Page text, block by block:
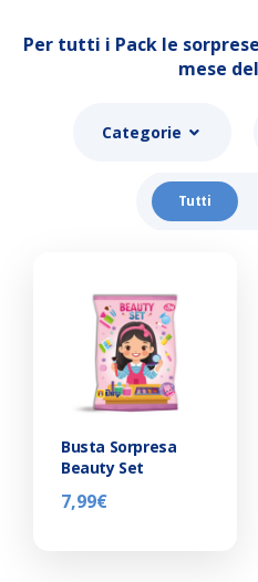
Per tutti i Pack le
mese
Categorie
Tutti
Busta Sorpresa
Beauty Set
7,99€